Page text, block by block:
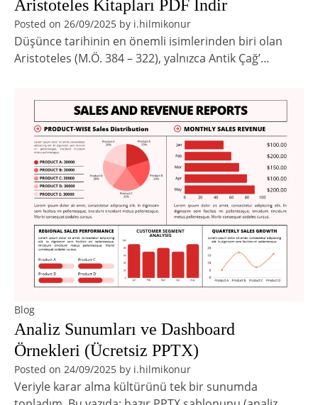
Aristoteles Kitapları PDF İndir
Posted on 26/09/2025 by i.hilmikonur
Düşünce tarihinin en önemli isimlerinden biri olan
Aristoteles (M.Ö. 384 – 322), yalnızca Antik Çağ’…
Blog
Analiz Sunumları ve Dashboard
Örnekleri (Ücretsiz PPTX)
Posted on 24/09/2025 by i.hilmikonur
Veriyle karar alma kültürünü tek bir sunumda